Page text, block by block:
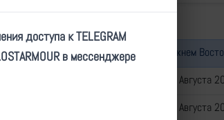
Война на Ближнем
Сводка за 06 Августа
Сводка за 05 Августа
доступа к TELEGRAM
в мессенджере